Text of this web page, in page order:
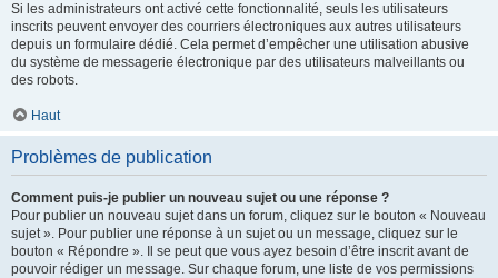
Si les administrateurs ont activé cette fonctionnalité, seuls les utilisateurs
inscrits peuvent envoyer des courriers électroniques aux autres utilisateurs
depuis un formulaire dédié. Cela permet d’empêcher une utilisation abusive
du système de messagerie électronique par des utilisateurs malveillants ou
des robots.
Haut
Problèmes de publication
Comment puis-je publier un nouveau sujet ou une réponse ?
Pour publier un nouveau sujet dans un forum, cliquez sur le bouton « Nouveau
sujet ». Pour publier une réponse à un sujet ou un message, cliquez sur le
bouton « Répondre ». Il se peut que vous ayez besoin d’être inscrit avant de
pouvoir rédiger un message. Sur chaque forum, une liste de vos permissions